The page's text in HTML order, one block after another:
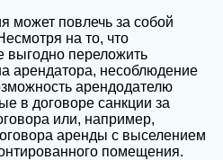
может повлечь за собой
на то, что
выгодно переложить
арендатора, несоблюдение
арендодателю
в договоре санкции за
или, например,
аренды с выселением
помещения.